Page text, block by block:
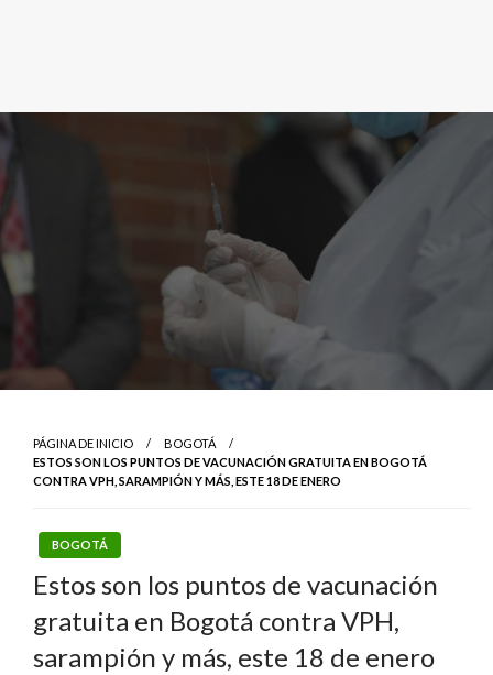
PÁGINA DE INICIO
BOGOTÁ
ESTOS SON LOS PUNTOS DE VACUNACIÓN GRATUITA EN BOGOTÁ
CONTRA VPH, SARAMPIÓN Y MÁS, ESTE 18 DE ENERO
BOGOTÁ
Estos son los puntos de vacunación
gratuita en Bogotá contra VPH,
sarampión y más, este 18 de enero